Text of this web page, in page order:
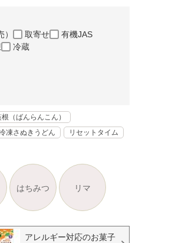
取寄せ
有機JAS
冷蔵
（ばんらんこん）
凍さぬきうどん
リセットタイム
はちみつ リマ
アレルギー対応のお菓子